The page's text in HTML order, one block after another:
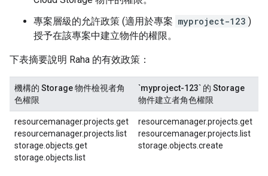
專案層級的允許政策 (適用於專案 myproject-123 )
授予在該專案中建立物件的權限。
下表摘要說明 Raha 的有效政策：
機構的 Storage 物件檢視者角
色權限
`myproject-123` 的 Storage
物件建立者角色權限
resourcemanager.projects.get
resourcemanager.projects.list
storage.objects.get
storage.objects.list
resourcemanager.projects.get
resourcemanager.projects.list
storage.objects.create